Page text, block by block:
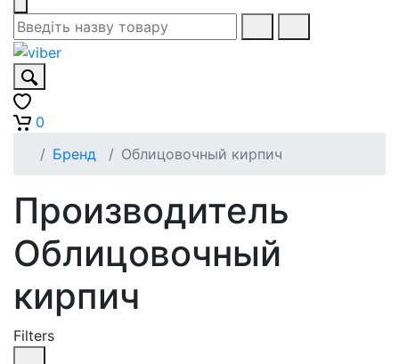
0
Бренд
Облицовочный кирпич
Производитель
Облицовочный
кирпич
Filters